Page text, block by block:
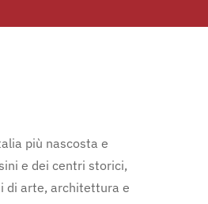
più nascosta e
e dei centri storici,
di arte, architettura e